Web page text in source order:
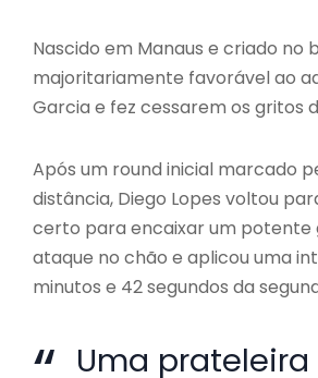
Nascido em Manaus e criado
majoritariamente favorável ao
Garcia e fez cessarem os gritos
Após um round inicial marcado
distância, Diego Lopes voltou
certo para encaixar um potente
ataque no chão e aplicou uma
minutos e 42 segundos da
Uma